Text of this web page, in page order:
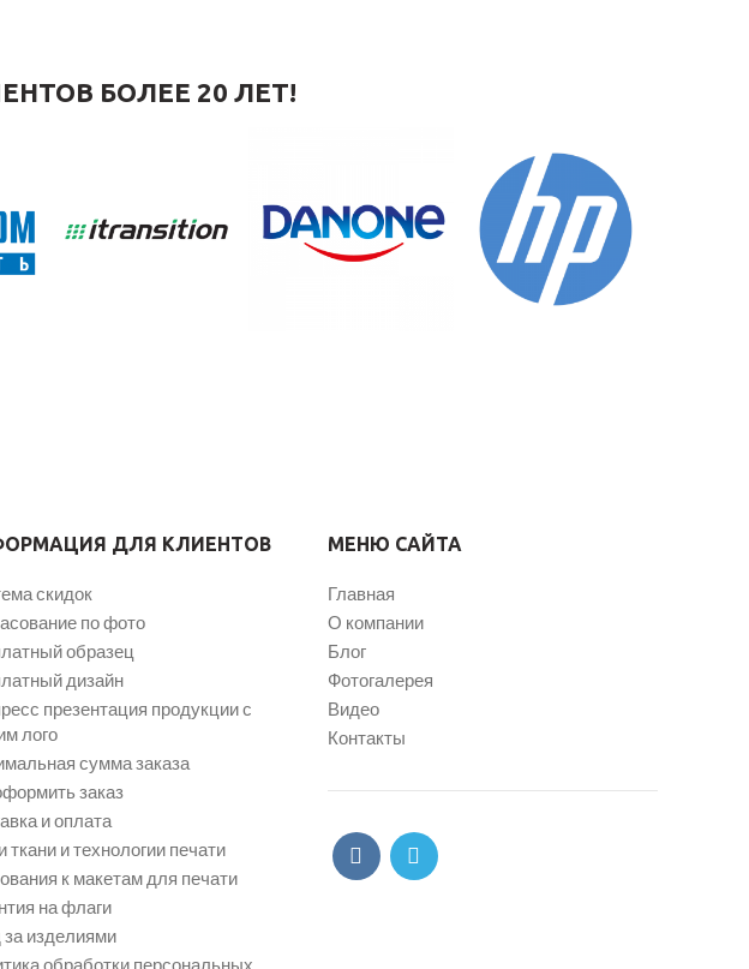
БОЛЕЕ 20 ЛЕТ!
ДЛЯ КЛИЕНТОВ
скидок
по фото
образец
дизайн
презентация продукции с
лого
сумма заказа
заказ
и оплата
и технологии печати
к макетам для печати
на флаги
за изделиями
обработки персональных
МЕНЮ САЙТА
Главная
О компании
Блог
Фотогалерея
Видео
Контакты